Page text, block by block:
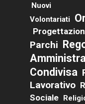
Nuovi
Volontariati
Parchi
Condivisa
Lavorativo
Sociale